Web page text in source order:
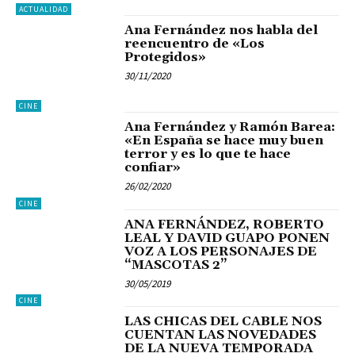
ACTUALIDAD
CINE
Ana Fernández nos habla del
reencuentro de «Los
Protegidos»
30/11/2020
CINE
Ana Fernández y Ramón Barea:
«En España se hace muy buen
terror y es lo que te hace
confiar»
26/02/2020
CINE
ANA FERNÁNDEZ, ROBERTO
LEAL Y DAVID GUAPO PONEN
VOZ A LOS PERSONAJES DE
“MASCOTAS 2”
30/05/2019
LAS CHICAS DEL CABLE NOS
CUENTAN LAS NOVEDADES
DE LA NUEVA TEMPORADA